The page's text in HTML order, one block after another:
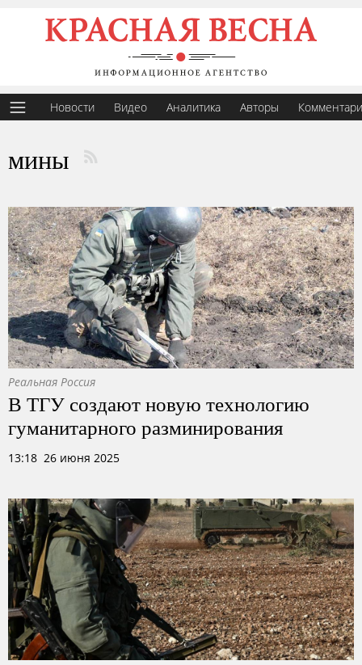
Новости Видео Аналитика Авторы
мины
Реальная Россия
В ТГУ создают новую технологию
гуманитарного разминирования
13:18 26 июня 2025